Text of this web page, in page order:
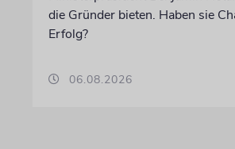
die Gründer bieten. Haben sie
Erfolg?
06.08.2026